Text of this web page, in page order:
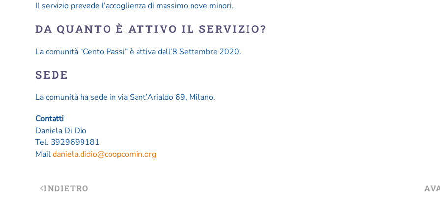
Il servizio prevede l’accoglienza di massimo nove minori.
DA QUANTO È ATTIVO IL SERVIZIO?
La comunità “Cento Passi” è attiva dall’8 Settembre 2020.
SEDE
La comunità ha sede in via Sant’Arialdo 69, Milano.
Contatti
Daniela Di Dio
Tel. 3929699181
Maildaniela.didio@coopcomin.org
INDIETRO